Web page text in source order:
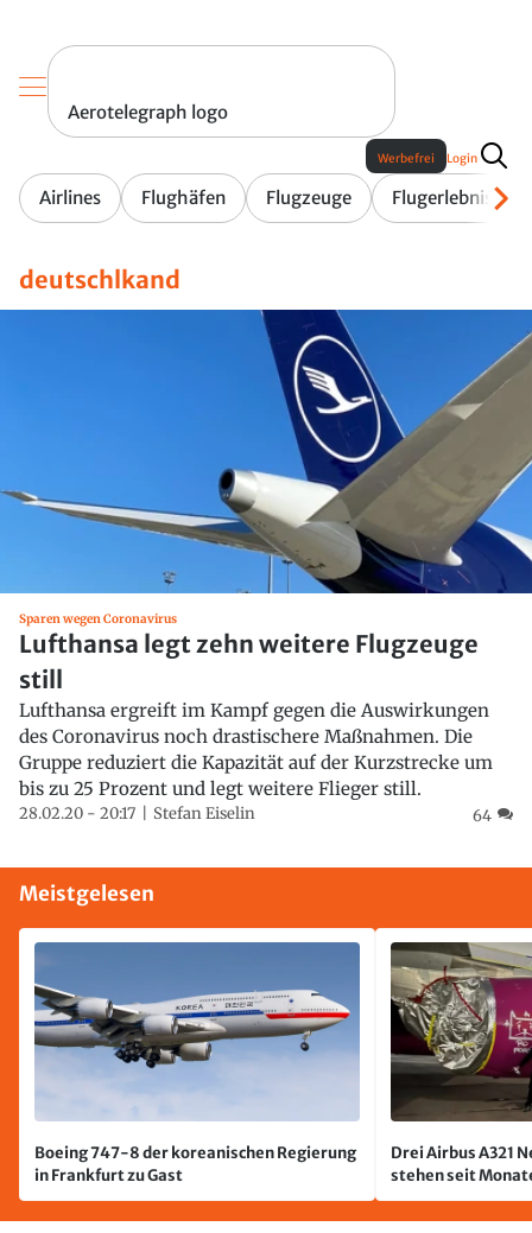
Aerotelegraph logo
Airlines Flughäfen Flugzeuge Flugerlebnis
Werbefrei Login
deutschlkand
Sparen wegen Coronavirus
Lufthansa legt zehn weitere Flugzeuge
still
Lufthansa ergreift im Kampf gegen die Auswirkungen
des Coronavirus noch drastischere Maßnahmen. Die
Gruppe reduziert die Kapazität auf der Kurzstrecke um
bis zu 25 Prozent und legt weitere Flieger still.
28.02.20 - 20:17 Stefan Eiselin 64
Meistgelesen
Boeing 747-8 der koreanischen Regierung
in Frankfurt zu Gast
Drei Airbus A321
stehen seit
jetzt wurde einer